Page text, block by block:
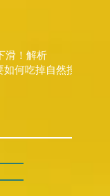
滑！解析
何吃掉自然搜